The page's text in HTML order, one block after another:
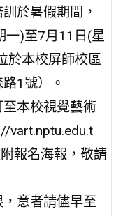
於暑假期間，
一)至7月11日(星
於本校屏師校區
1號）。
本校視覺藝術
vart.nptu.edu.t
報名海報，敬請
意者請儘早至